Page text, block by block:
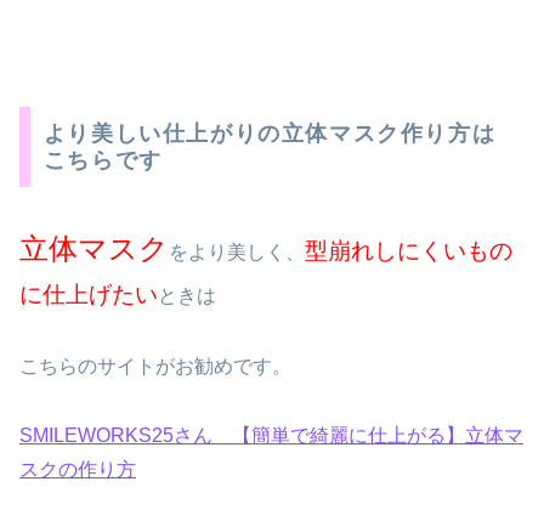
より美しい仕上がりの立体マスク作り方は
こちらです
立体マスク をより美しく、 型崩れしにくいもの
に仕上げたい ときは
こちらのサイトがお勧めです。
SMILEWORKS25さん 【簡単で綺麗に仕上がる】立体マ
スクの作り方